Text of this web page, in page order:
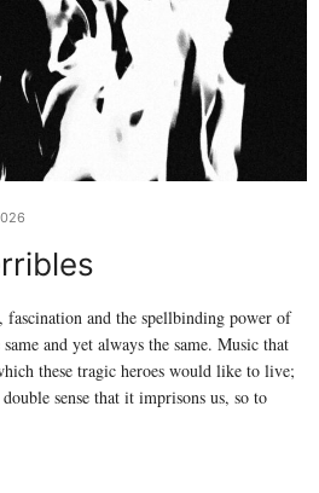
fascination and the spellbinding power of
and yet always the same. Music that
these tragic heroes would like to live;
sense that it imprisons us, so to